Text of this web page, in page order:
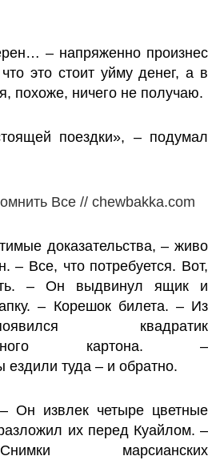
– напряженно произнес
это стоит уйму денег, а в
похоже, ничего не получаю.
поездки», – подумал
доказательства, – живо
– Все, что потребуется. Вот,
– Он выдвинул ящик и
– Корешок билета. – Из
квадратик
картона. –
ездили туда – и обратно.
Он извлек четыре цветные
их перед Куайлом. –
марсианских